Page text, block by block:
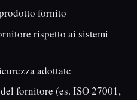
fornito
rispetto ai sistemi
adottate
fornitore (es. ISO 27001,